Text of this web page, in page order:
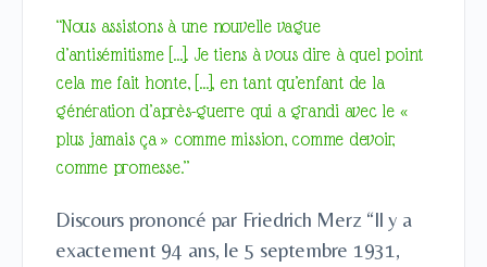
“Nous assistons à une nouvelle vague
d’antisémitisme […]. Je tiens à vous dire à quel point
cela me fait honte, […], en tant qu’enfant de la
génération d’après-guerre qui a grandi avec le «
plus jamais ça » comme mission, comme devoir,
comme promesse.”
Discours prononcé par Friedrich Merz “Il y a
exactement 94 ans, le 5 septembre 1931,